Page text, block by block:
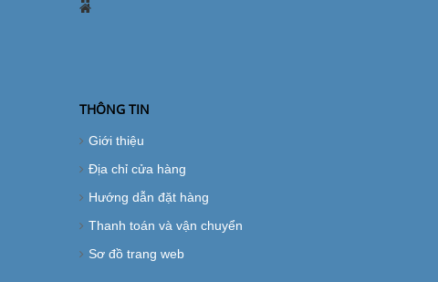
THÔNG TIN
Giới thiệu
Địa chỉ cửa hàng
Hướng dẫn đặt hàng
Thanh toán và vận chuyển
Sơ đồ trang web